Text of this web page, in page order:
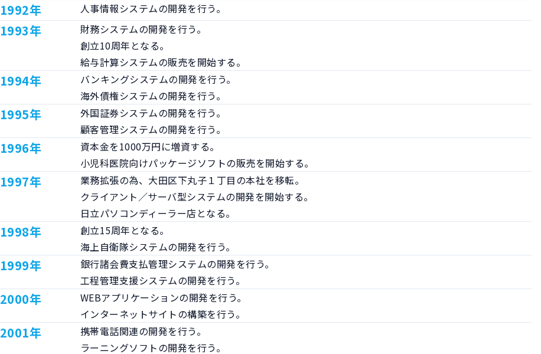
1992年 人事情報システムの開発を行う。
1993年
財務システムの開発を行う。
創立10周年となる。
給与計算システムの販売を開始する。
1994年
バンキングシステムの開発を行う。
海外債権システムの開発を行う。
1995年
外国証券システムの開発を行う。
顧客管理システムの開発を行う。
1996年
資本金を1000万円に増資する。
小児科医院向けパッケージソフトの販売を開始する。
1997年
業務拡張の為、大田区下丸子１丁目の本社を移転。
クライアント／サーバ型システムの開発を開始する。
日立パソコンディーラー店となる。
1998年
創立15周年となる。
海上自衛隊システムの開発を行う。
1999年
銀行諸会費支払管理システムの開発を行う。
工程管理支援システムの開発を行う。
2000年
WEBアプリケーションの開発を行う。
インターネットサイトの構築を行う。
2001年
携帯電話関連の開発を行う。
ラーニングソフトの開発を行う。